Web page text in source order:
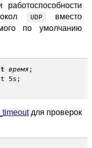
UDP
вместо
по умолчанию
время ;
5s;
для проверок